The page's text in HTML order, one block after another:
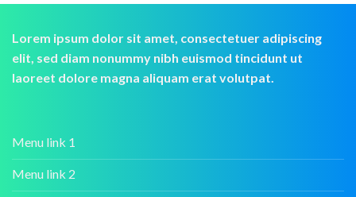
Lorem ipsum dolor sit amet, consectetuer adipiscing
elit, sed diam nonummy nibh euismod tincidunt ut
laoreet dolore magna aliquam erat volutpat.
Menu link 1
Menu link 2